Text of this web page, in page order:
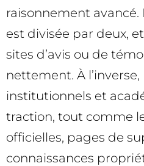
raisonnement
est divisée par deux,
sites d’avis ou de
nettement. À
institutionnels et
traction, tout comme
officielles, pages de
connaissances